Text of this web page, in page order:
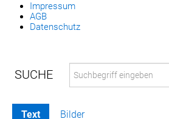
Impressum
AGB
Datenschutz
Text Bilder